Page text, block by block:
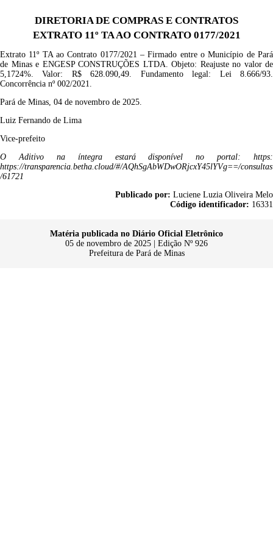
DIRETORIA DE COMPRAS E CONTRATOS
EXTRATO 11º TA AO CONTRATO 0177/2021
Extrato 11º TA aoContrato 0177/2021 – Firmado entre o Município de Pará
de Minas e ENGESP CONSTRUÇÕES LTDA. Objeto: Reajuste no valor de
5,1724%.Valor: R$628.090,49. Fundamento legal: Lei8.666/93.
Concorrência nº 002/2021.
Pará de Minas, 04 de novembro de 2025.
Luiz Fernando de Lima
Vice-prefeito
OAditivona íntegra estará disponível no portal: https:
https://transparencia.betha.cloud/#/AQhSgAbWDwORjcxY45lYVg==/consultas
/61721
Publicado por: Luciene Luzia Oliveira Melo
Código identificador: 16331
Matéria publicada no Diário Oficial Eletrônico
05 de novembro de 2025 | Edição Nº 926
Prefeitura de Pará de Minas